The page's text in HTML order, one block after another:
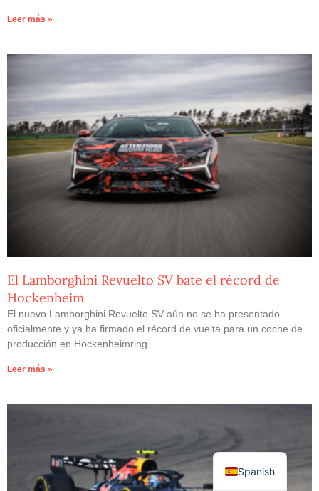
Leer más »
El Lamborghini Revuelto SV bate el récord de
Hockenheim
El nuevo Lamborghini Revuelto SV aún no se ha presentado
oficialmente y ya ha firmado el récord de vuelta para un coche de
producción en Hockenheimring.
Leer más »
Spanish